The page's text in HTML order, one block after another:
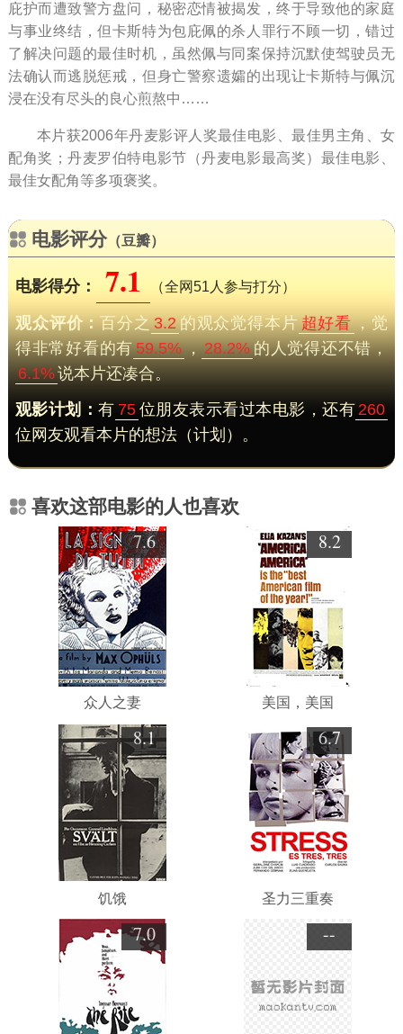
庇护而遭致警方盘问，秘密恋情被揭发，终于导致他的家庭
与事业终结，但卡斯特为包庇佩的杀人罪行不顾一切，错过
了解决问题的最佳时机，虽然佩与同案保持沉默使驾驶员无
法确认而逃脱惩戒，但身亡警察遗孀的出现让卡斯特与佩沉
浸在没有尽头的良心煎熬中……
本片获2006年丹麦影评人奖最佳电影、最佳男主角、女
配角奖；丹麦罗伯特电影节（丹麦电影最高奖）最佳电影、
最佳女配角等多项褒奖。
电影评分（豆瓣）
电影得分： 7.1 （全网51人参与打分）
观众评价：百分之3.2的观众觉得本片超好看，觉
得非常好看的有59.5%，28.2%的人觉得还不错，
6.1%说本片还凑合。
观影计划：有 75 位朋友表示看过本电影，还有 260
位网友观看本片的想法（计划）。
喜欢这部电影的人也喜欢
7.6
众人之妻
8.2
美国，美国
8.1
饥饿
6.7
圣力三重奏
7.0 --